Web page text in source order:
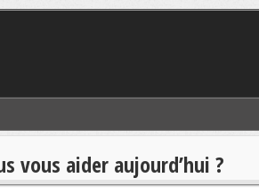
vous aider aujourd’hui ?